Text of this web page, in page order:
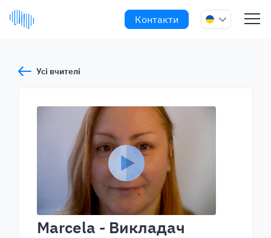
Контакти
Усі вчителі
Marcela - Викладач